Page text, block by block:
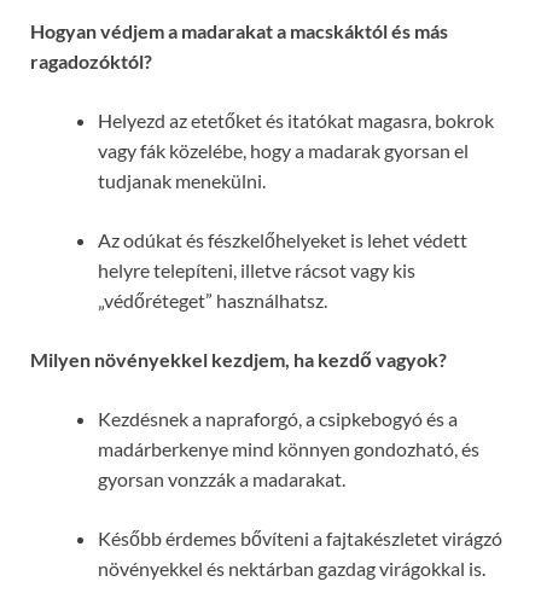
Hogyan védjem a madarakat a macskáktól és más
ragadozóktól?
Helyezd az etetőket és itatókat magasra, bokrok
vagy fák közelébe, hogy a madarak gyorsan el
tudjanak menekülni.
Az odúkat és fészkelőhelyeket is lehet védett
helyre telepíteni, illetve rácsot vagy kis
„védőréteget” használhatsz.
Milyen növényekkel kezdjem, ha kezdő vagyok?
Kezdésnek a napraforgó, a csipkebogyó és a
madárberkenye mind könnyen gondozható, és
gyorsan vonzzák a madarakat.
Később érdemes bővíteni a fajtakészletet virágzó
növényekkel és nektárban gazdag virágokkal is.